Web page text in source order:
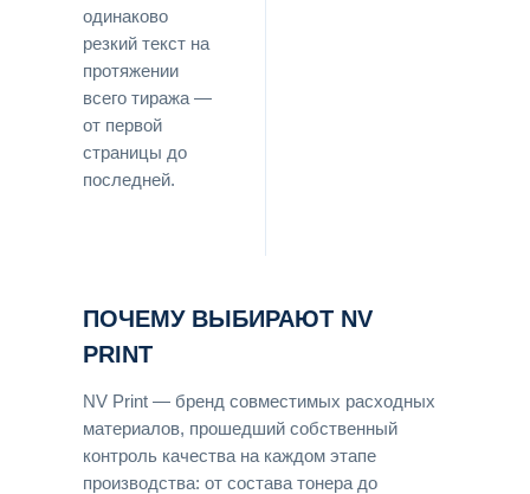
одинаково
резкий текст на
протяжении
всего тиража —
от первой
страницы до
последней.
ПОЧЕМУ ВЫБИРАЮТ NV
PRINT
NV Print — бренд совместимых расходных
материалов, прошедший собственный
контроль качества на каждом этапе
производства: от состава тонера до